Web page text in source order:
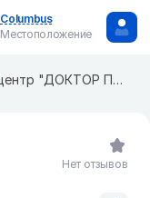
Columbus
Местоположение
​Медицинский центр "ДОКТОР ПРОФИ"
Нет отзывов